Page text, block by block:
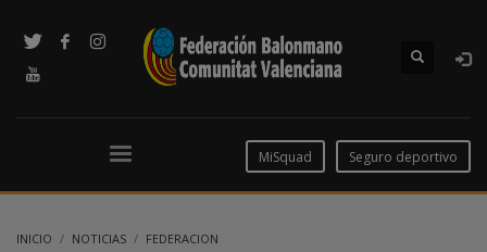
MiSquad Seguro deportivo
INICIO NOTICIAS
FEDERACION